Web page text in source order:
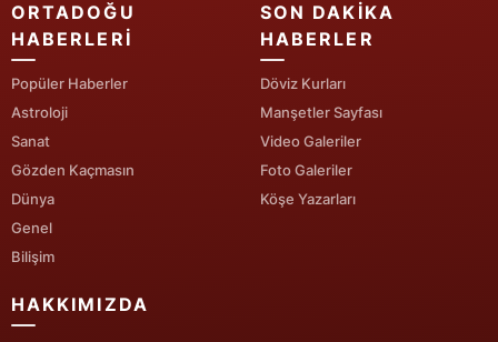
Osmaniye
ORTADOĞU
HABERLERI
Popüler Haberler
Astroloji
Sanat
Gözden Kaçmasın
Dünya
Genel
Bilişim
SON DAKIKA
HABERLER
Döviz Kurları
Manşetler Sayfası
Video Galeriler
Foto Galeriler
Köşe Yazarları
HAKKIMIZDA